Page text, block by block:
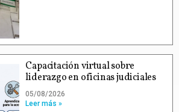
Capacitación virtual sobre
liderazgo en oficinas judiciales
05/08/2026
Leer más »